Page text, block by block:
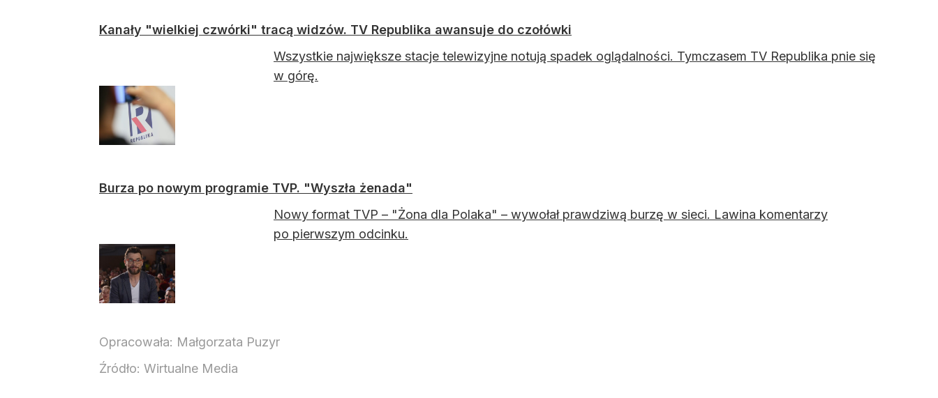
Kanały "wielkiej czwórki" tracą widzów. TV Republika awansuje do czołówki
Wszystkie największe stacje telewizyjne notują spadek oglądalności. Tymczasem TV Republika pnie się
w górę.
Burza po nowym programie TVP. "Wyszła żenada"
Nowy format TVP – "Żona dla Polaka" – wywołał prawdziwą burzę w sieci. Lawina komentarzy
po pierwszym odcinku.
Opracowała: Małgorzata Puzyr
Źródło: Wirtualne Media